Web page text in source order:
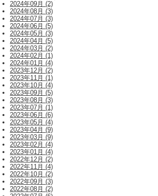
2024年09月 (2)
2024年08月 (3)
2024年07月 (3)
2024年06月 (5)
2024年05月 (3)
2024年04月 (5)
2024年03月 (2)
2024年02月 (1)
2024年01月 (4)
2023年12月 (2)
2023年11月 (1)
2023年10月 (4)
2023年09月 (5)
2023年08月 (3)
2023年07月 (1)
2023年06月 (6)
2023年05月 (4)
2023年04月 (9)
2023年03月 (9)
2023年02月 (4)
2023年01月 (4)
2022年12月 (2)
2022年11月 (4)
2022年10月 (2)
2022年09月 (3)
2022年08月 (2)